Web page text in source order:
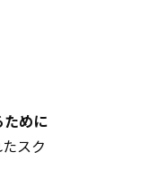
ために
スク